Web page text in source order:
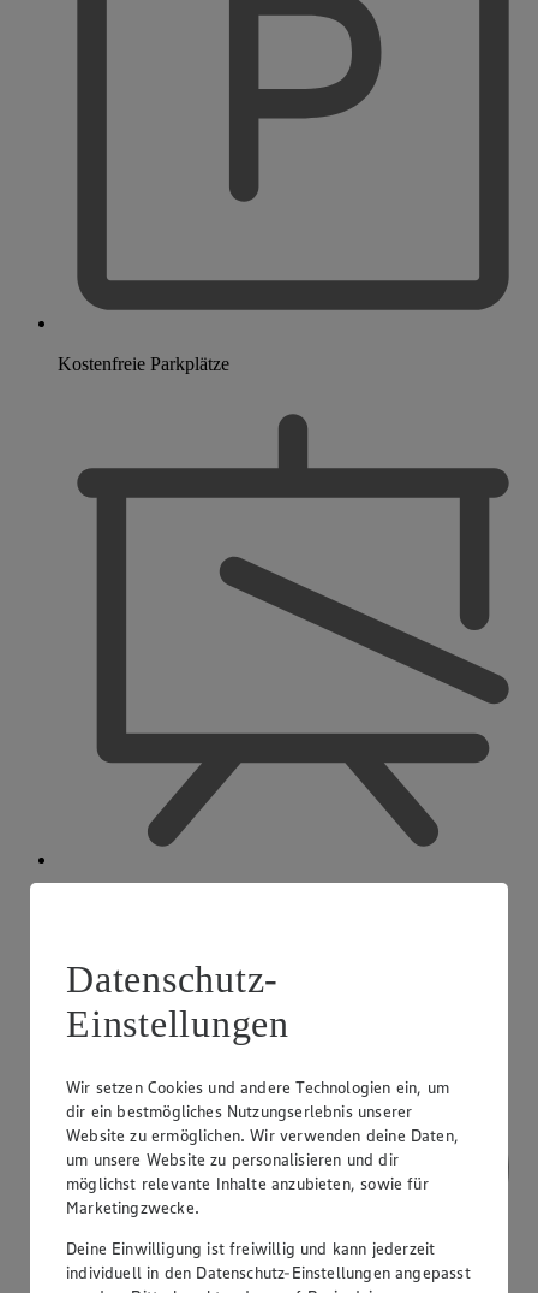
Kostenfreie Parkplätze
Datenschutz-
Einstellungen
Wir setzen Cookies und andere Technologien ein, um
dir ein bestmögliches Nutzungserlebnis unserer
Website zu ermöglichen. Wir verwenden deine Daten,
um unsere Website zu personalisieren und dir
möglichst relevante Inhalte anzubieten, sowie für
Marketingzwecke.
Deine Einwilligung ist freiwillig und kann jederzeit
individuell in den Datenschutz-Einstellungen angepasst